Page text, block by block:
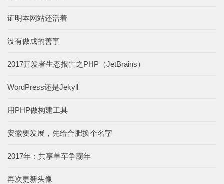
证明本网站还活着
没有做成的善事
2017开发者生态报告之PHP（JetBrains）
WordPress还是Jekyll
用PHP做构建工具
安徽要发展，先给合肥换个名字
2017年：共享单车争霸年
再次更新头像